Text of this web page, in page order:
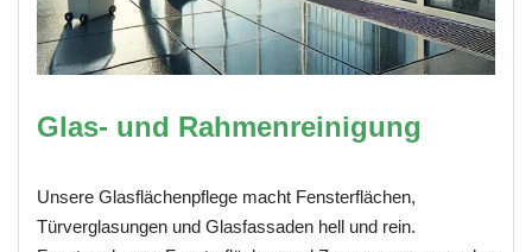
Glas- und Rahmenreinigung
Unsere Glasflächenpflege macht Fensterflächen,
Türverglasungen und Glasfassaden hell und rein.